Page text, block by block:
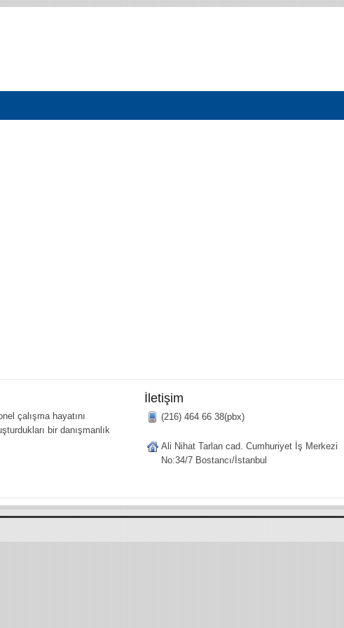
çalışma hayatını
bir danışmanlık
İletişim
(216) 464 66 38(pbx)
Ali Nihat Tarlan cad. Cumhuriyet İş Merkezi
No:34/7 Bostancı/İstanbul